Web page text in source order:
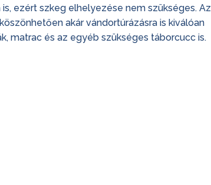
ezért szkeg elhelyezése nem szükséges. Az
akár vándortúrázásra is kiválóan
matrac és az egyéb szükséges táborcucc is.